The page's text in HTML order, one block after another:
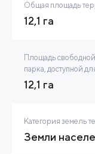
Общая площадь
12,1 га
Площадь
парка, доступной
12,1 га
Категория земель
Земли